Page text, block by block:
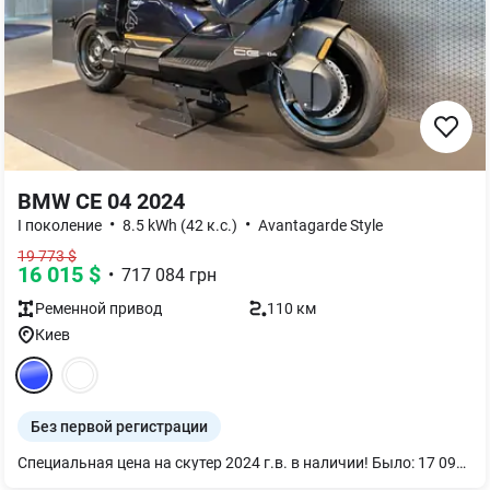
BMW CE 04 2024
І поколение • 8.5 kWh (42 к.с.) • Avantagarde Style
19 773$
16 015 $ • 717 084 грн
Ременной привод
110 км
Киев
Без первой регистрации
Специальная цена на скутер 2024 г.в. в наличии! Было: 17 095 Євро Стало: 13 846 Евро Выгода: 3 249 Евро Скутер в наличии в шоу-руме AWT Studio Київ. Комплектация скутера на фото: Цвет - Imperial blue metallic. Базовое оборудование: - Мультимедийная TFT панель приборов Connectivity Pro 10,25" Подключение смартфона по Bluetooth через фирменное приложение для музыки, звонков и подсказок навигации. - Keyless - Режимы движения Eco, Rain, Road - ABS - Full LED линзованная фара головного света (ближний, дальний) - Задняя передача (Reverse) - Бардачок для смартфона с розеткой Type-C и вентиляцией - Отсек для зарядного устройства или шлема - ASC (антипробуксовочная система, "трекшн-контроль") 235, Пакет "Динамік": - 5AC, ABS Pro (угловой) - 134 / 0219, фара головного света Pro / адаптивная фара головного света: LED-сегменты в фаре, которые освещают поворот при наклоне скутера. Автоматическое регулирование высоты и угла наклона ближнего света в определенном диапазоне. - 224, режим движения Dynamic Дополнительные опции: - 4U2, быстрая зарядка - 603, сигнализация - 202, LED дневные ходовые огни - 179, тонированный желтый ветрозащитный щиток - 244, сиденья водителя и пассажира ровное Pro - 577, стиль "Avantgarde" Основные характеристики: - Синхронный электрический двигатель жидкостного охлаждения - Ременная передача - Максимальная мощность: 42 л.с. при 4900 об./мин - Максимальный крутящий момент: 62 Нм при 1500 об./мин - Литий-ионная батарея емкостью 8,9/8,5 kWh (брутто/нетто) - Средний расход электроэнергии согласно WMTC: 7,7 kWh/100км - Запас хода согласно WMTC: 130 км - Мощность зарядки стандартной (не быстрой) зарядкой: 2,3 kW - Время зарядки стандартной (не быстрой) зарядкой: 3 ч 30 мин для 0%-80% и 4 ч 40 мин для 0%-100% - Порт зарядки Type 2 - Мощность зарядки быстрой зарядкой: 6,9 kW - Время зарядки быстрой зарядкой: 1 ч 05 мин для 0%-80% и 1 ч 40 мин для 0%-100% - Максимальная скорость: 120 км/ч - Рабочий ход передней/задней подвесок: 110/92 мм - Типоразмер переднего/заднего колеса: 120/70,15" / 160/60,15" - Высота сиденья: 780 мм, 800 мм с комфортным сиденьем - Снаряженная масса: 231 кг Гарантия 5 лет или 499 000 км пробега. Рассмотрим Trade-In вашего официального мотоцикла BMW не старше 5 лет.